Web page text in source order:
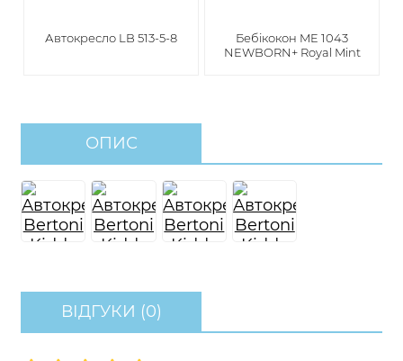
Автокресло LB 513-5-8
Бебікокон ME 1043
NEWBORN+ Royal Mint
ОПИС
ВІДГУКИ (0)